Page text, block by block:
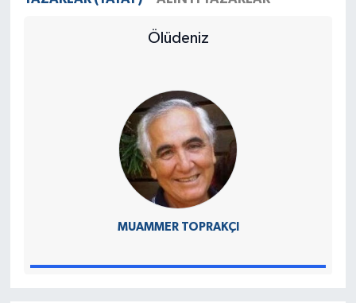
Ölüdeniz
MUAMMER TOPRAKÇI